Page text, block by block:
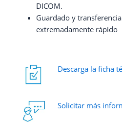
DICOM.
Guardado y
extremadamente rápido
Descarga la ficha
Solicitar más